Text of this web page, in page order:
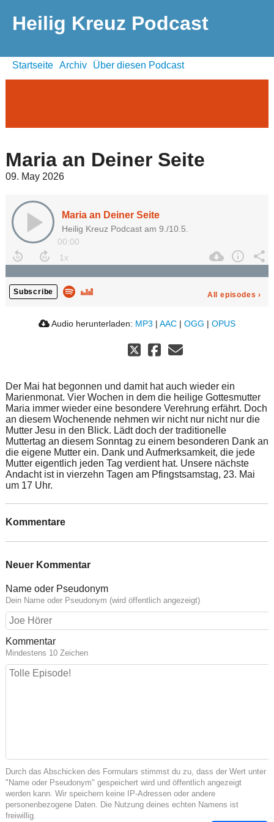
Heilig Kreuz Podcast
Startseite Archiv Über diesen Podcast
Maria an Deiner Seite
09. May 2026
Maria an Deiner Seite
Heilig Kreuz Podcast am 9./10.5.
00:00
Subscribe All episodes ›
Audio herunterladen: MP3 | AAC | OGG | OPUS
Der Mai hat begonnen und damit hat auch wieder ein
Marienmonat. Vier Wochen in dem die heilige Gottesmutter
Maria immer wieder eine besondere Verehrung erfährt. Doch
an diesem Wochenende nehmen wir nicht nur nicht nur die
Mutter Jesu in den Blick. Lädt doch der traditionelle
Muttertag an diesem Sonntag zu einem besonderen Dank an
die eigene Mutter ein. Dank und Aufmerksamkeit, die jede
Mutter eigentlich jeden Tag verdient hat. Unsere nächste
Andacht ist in vierzehn Tagen am Pfingstsamstag, 23. Mai
um 17 Uhr.
Kommentare
Neuer Kommentar
Name oder Pseudonym
Dein Name oder Pseudonym (wird öffentlich angezeigt)
Kommentar
Mindestens 10 Zeichen
Durch das Abschicken des Formulars stimmst du zu, dass der Wert unter
"Name oder Pseudonym" gespeichert wird und öffentlich angezeigt
werden kann. Wir speichern keine IP-Adressen oder andere
personenbezogene Daten. Die Nutzung deines echten Namens ist
freiwillig.